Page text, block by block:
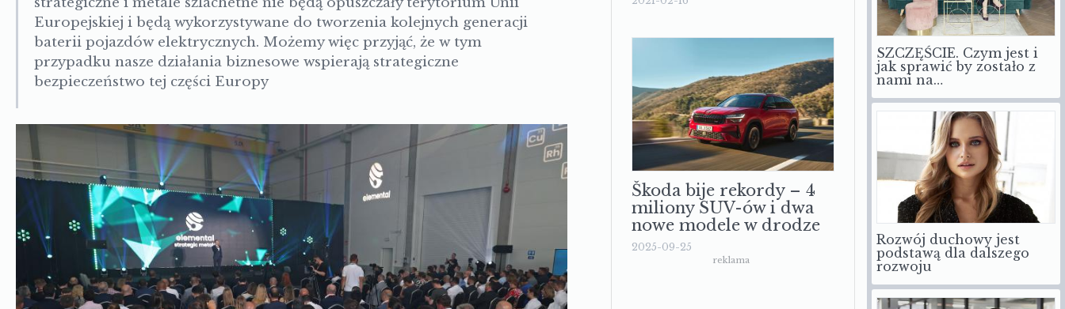
strategiczne i metale szlachetne nie będą opuszczały terytorium Unii
Europejskiej i będą wykorzystywane do tworzenia kolejnych generacji
baterii pojazdów elektrycznych. Możemy więc przyjąć, że w tym
przypadku nasze działania biznesowe wspierają strategiczne
bezpieczeństwo tej części Europy
2021-02-16
Škoda bije rekordy – 4
miliony SUV-ów i dwa
nowe modele w drodze
2025-09-25
SZCZĘŚCIE. Czym jest i
jak sprawić by zostało z
nami na…
Rozwój duchowy jest
podstawą dla dalszego
rozwoju